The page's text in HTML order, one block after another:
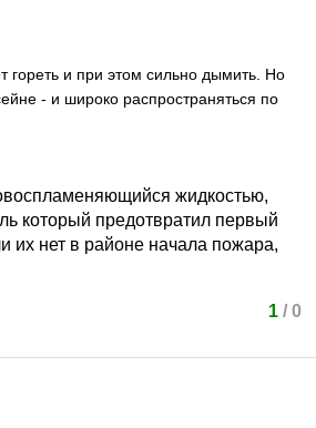
гореть и при этом сильно дымить. Но
- и широко распространяться по
жидкостью,
который предотвратил первый
их нет в районе начала пожара,
1/ 0